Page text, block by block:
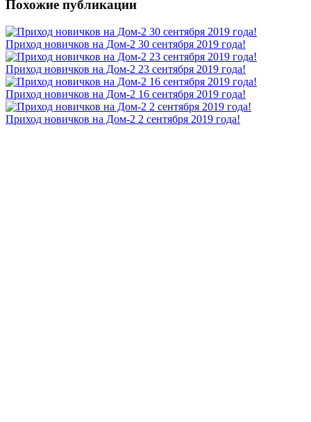
Похожие публикации
Приход новичков на Дом-2 30 сентября 2019 года!
Приход новичков на Дом-2 23 сентября 2019 года!
Приход новичков на Дом-2 16 сентября 2019 года!
Приход новичков на Дом-2 2 сентября 2019 года!